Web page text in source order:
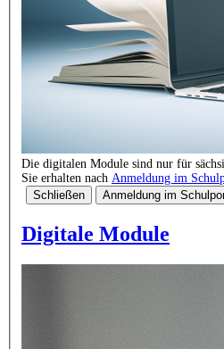
Sie erhalten nach Anmeldung im
Schließen
Anmeldung im
Digitale Module